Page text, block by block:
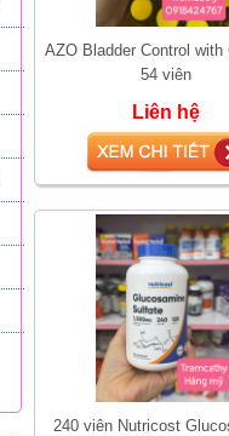
AZO Bladder Control with
54 viên
Liên hệ
240 viên Nutricost